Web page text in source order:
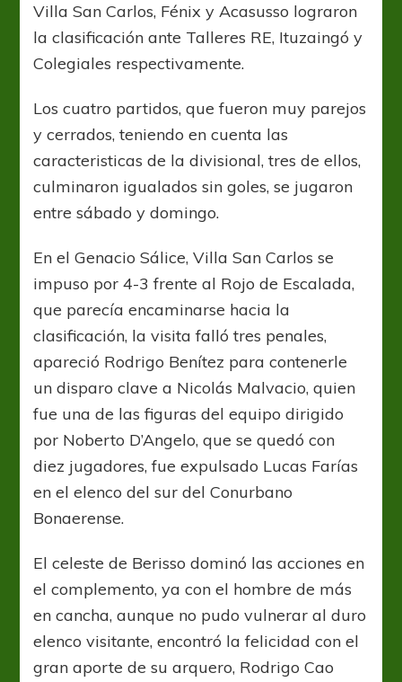
Villa San Carlos, Fénix y Acasusso lograron
la clasificación ante Talleres RE, Ituzaingó y
Colegiales respectivamente.
Los cuatro partidos, que fueron muy parejos
y cerrados, teniendo en cuenta las
caracteristicas de la divisional, tres de ellos,
culminaron igualados sin goles, se jugaron
entre sábado y domingo.
En el Genacio Sálice, Villa San Carlos se
impuso por 4-3 frente al Rojo de Escalada,
que parecía encaminarse hacia la
clasificación, la visita falló tres penales,
apareció Rodrigo Benítez para contenerle
un disparo clave a Nicolás Malvacio, quien
fue una de las figuras del equipo dirigido
por Noberto D’Angelo, que se quedó con
diez jugadores, fue expulsado Lucas Farías
en el elenco del sur del Conurbano
Bonaerense.
El celeste de Berisso dominó las acciones en
el complemento, ya con el hombre de más
en cancha, aunque no pudo vulnerar al duro
elenco visitante, encontró la felicidad con el
gran aporte de su arquero, Rodrigo Cao